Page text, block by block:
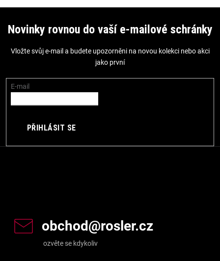
Novinky rovnou do vaší e-mailové schránky
Vložte svůj e-mail a budete upozorněni na novou kolekci nebo akci
jako první
E-mail
PŘIHLÁSIT SE
obchod@rosler.cz